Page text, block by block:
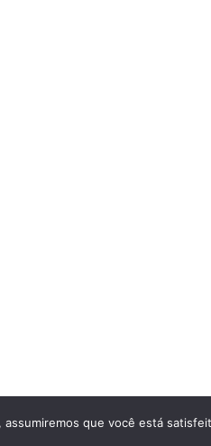
que você está